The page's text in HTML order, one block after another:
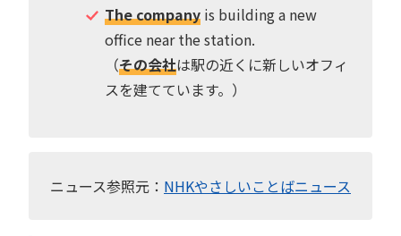
The companyis building a new
office near the station.
（その会社は駅の近くに新しいオフィ
スを建てています。）
ニュース参照元： NHKやさしいことばニュース